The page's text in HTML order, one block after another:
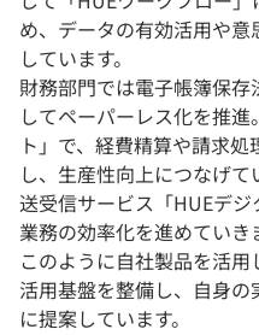
め、データの有効活用や
しています。
財務部門では電子帳簿保
してペーパーレス化を推
ト」で、経費精算や請求
し、生産性向上につなげ
送受信サービス「HUEデジ
業務の効率化を進めていき
このように自社製品を活
活用基盤を整備し、自身
に提案しています。